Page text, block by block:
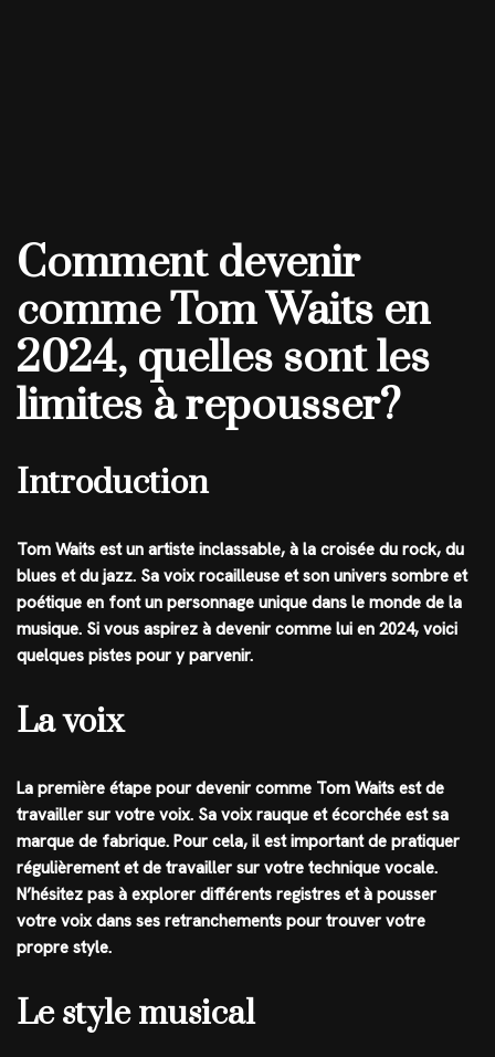
Comment devenir
comme Tom Waits en
2024, quelles sont les
limites à repousser?
Introduction
Tom Waits est un artiste inclassable, à la croisée du rock, du
blues et du jazz. Sa voix rocailleuse et son univers sombre et
poétique en font un personnage unique dans le monde de la
musique. Si vous aspirez à devenir comme lui en 2024, voici
quelques pistes pour y parvenir.
La voix
La première étape pour devenir comme Tom Waits est de
travailler sur votre voix. Sa voix rauque et écorchée est sa
marque de fabrique. Pour cela, il est important de pratiquer
régulièrement et de travailler sur votre technique vocale.
N’hésitez pas à explorer différents registres et à pousser
votre voix dans ses retranchements pour trouver votre
propre style.
Le style musical